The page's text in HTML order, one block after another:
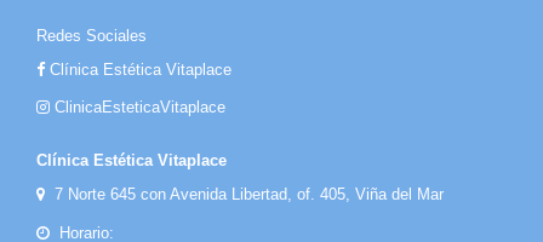
Redes Sociales
Clínica Estética Vitaplace
ClinicaEsteticaVitaplace
Clínica Estética Vitaplace
7 Norte 645 con Avenida Libertad, of. 405, Viña del Mar
Horario: